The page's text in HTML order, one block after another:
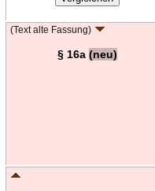
(Text alte Fassung)
§ 16a (neu)